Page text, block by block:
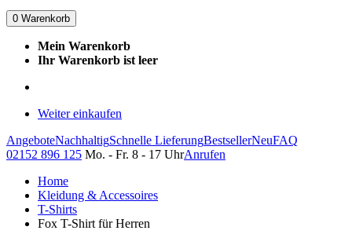
0 Warenkorb
Mein Warenkorb
Ihr Warenkorb ist leer
Weiter einkaufen
AngeboteNachhaltigSchnelle LieferungBestsellerNeuFAQ
02152 896 125 Mo. - Fr. 8 - 17 UhrAnrufen
Home
Kleidung & Accessoires
T-Shirts
Fox T-Shirt für Herren